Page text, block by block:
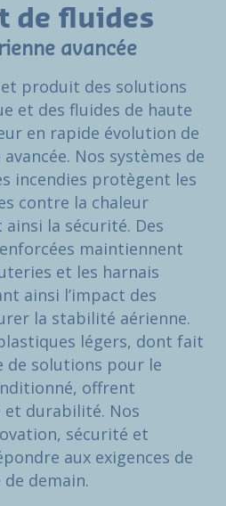
de fluides
avancée
produit des solutions
et des fluides de haute
en rapide évolution de
Nos systèmes de
incendies protègent les
contre la chaleur
la sécurité. Des
maintiennent
et les harnais
ainsi l’impact des
la stabilité aérienne.
légers, dont fait
de solutions pour le
offrent
et durabilité. Nos
sécurité et
aux exigences de
demain.